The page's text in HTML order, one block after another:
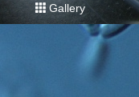
Gallery